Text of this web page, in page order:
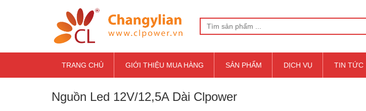
TRANG CHỦ GIỚI THIỆU MUA HÀNG SẢN PHẨM DỊCH VỤ TIN TỨC
Nguồn Led 12V/12,5A Dài Clpower